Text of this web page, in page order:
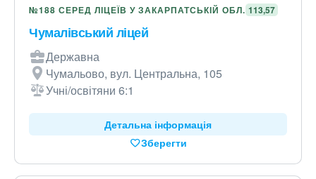
№188 СЕРЕД ЛІЦЕЇВ У ЗАКАРПАТСЬКІЙ ОБЛ. 113,57
Чумалівський ліцей
Державна
Чумальово, вул. Центральна, 105
Учні/освітяни 6:1
Детальна інформація
Зберегти